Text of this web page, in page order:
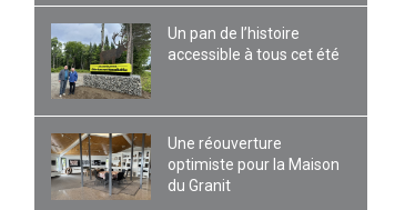
Un pan de l’histoire
accessible à tous cet été
Une réouverture
optimiste pour la Maison
du Granit